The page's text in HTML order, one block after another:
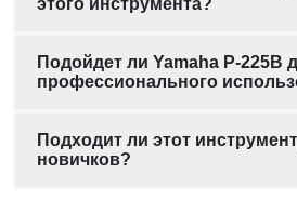
этого инструмента?
Подойдет ли Yamaha P-225B
профессионального
Подходит ли этот
новичков?